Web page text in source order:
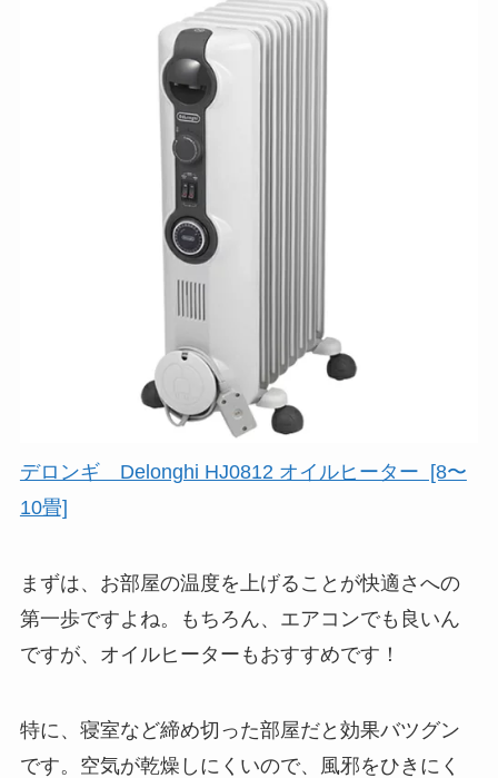
デロンギ Delonghi HJ0812 オイルヒーター [8〜
10畳]
まずは、お部屋の温度を上げることが快適さへの
第一歩ですよね。もちろん、エアコンでも良いん
ですが、オイルヒーターもおすすめです！
特に、寝室など締め切った部屋だと効果バツグン
です。空気が乾燥しにくいので、風邪をひきにく